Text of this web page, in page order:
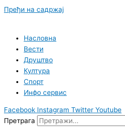
Пређи на садржај
Насловна
Вести
Друштво
Култура
Спорт
Инфо сервис
Facebook Instagram Twitter Youtube
Претрага